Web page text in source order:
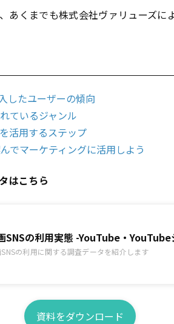
あくまでも株式会社ヴァリューズに
したユーザーの傾向
ているジャンル
活用するステップ
でマーケティングに活用しよう
はこちら
SNSの利用実態 -YouTube・
の利用に関する調査データを紹介します
資料をダウンロード